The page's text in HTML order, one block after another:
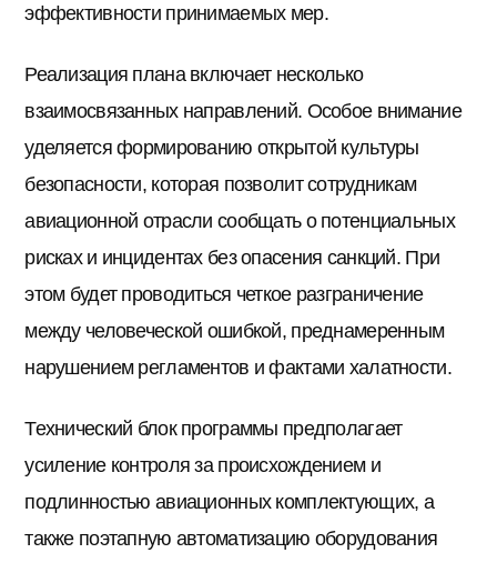
эффективности принимаемых мер.
Реализация плана включает несколько
взаимосвязанных направлений. Особое внимание
уделяется формированию открытой культуры
безопасности, которая позволит сотрудникам
авиационной отрасли сообщать о потенциальных
рисках и инцидентах без опасения санкций. При
этом будет проводиться четкое разграничение
между человеческой ошибкой, преднамеренным
нарушением регламентов и фактами халатности.
Технический блок программы предполагает
усиление контроля за происхождением и
подлинностью авиационных комплектующих, а
также поэтапную автоматизацию оборудования